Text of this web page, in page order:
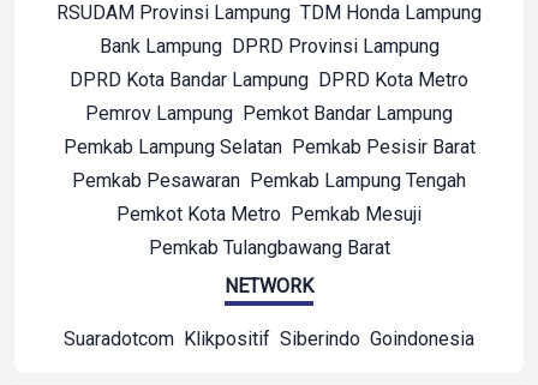
RSUDAM Provinsi Lampung TDM Honda Lampung
Bank Lampung
DPRD Provinsi Lampung
DPRD Kota Bandar Lampung DPRD Kota Metro
Pemrov Lampung Pemkot Bandar Lampung
Pemkab Lampung Selatan
Pemkab Pesisir Barat
Pemkab Pesawaran Pemkab Lampung Tengah
Pemkot Kota Metro Pemkab Mesuji
Pemkab Tulangbawang Barat
NETWORK
Suaradotcom Klikpositif Siberindo Goindonesia